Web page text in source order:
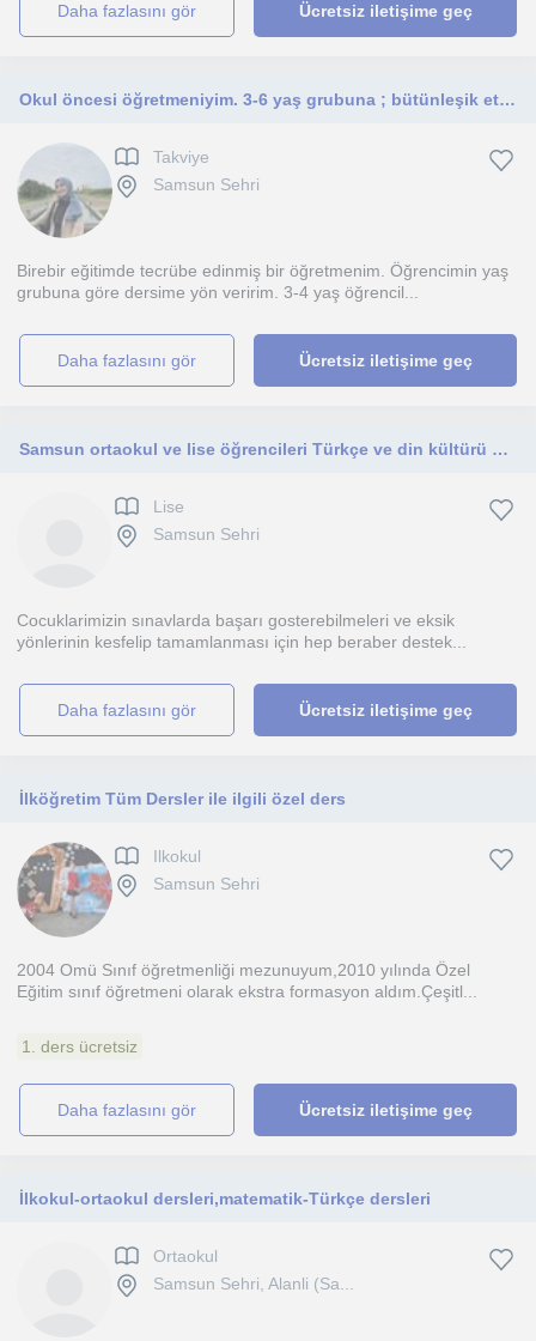
daha fazlasını gör Ücretsiz iletişime geç
Okul öncesi öğretmeniyim. 3-6 yaş grubuna ; bütünleşik etkinlikler, drama, satranç, P4C ,ilkokula hazırlık dersleri veriyorum.
Takviye
Samsun Sehri
Birebir eğitimde tecrübe edinmiş bir öğretmenim. Öğrencimin yaş
grubuna göre dersime yön veririm. 3-4 yaş öğrencil...
daha fazlasını gör Ücretsiz iletişime geç
Samsun ortaokul ve lise öğrencileri Türkçe ve din kültürü ve ahlak bilgisi dersleri veriyorum.Dersler yüz yüze olmaktadır.
Lise
Samsun Sehri
Cocuklarimizin sınavlarda başarı gosterebilmeleri ve eksik
yönlerinin kesfelip tamamlanması için hep beraber destek...
daha fazlasını gör Ücretsiz iletişime geç
İlköğretim Tüm Dersler ile ilgili özel ders
Ilkokul
Samsun Sehri
2004 Omü Sınıf öğretmenliği mezunuyum,2010 yılında Özel
Eğitim sınıf öğretmeni olarak ekstra formasyon aldım.Çeşitl...
1. ders ücretsiz
daha fazlasını gör Ücretsiz iletişime geç
İlkokul-ortaokul dersleri,matematik-Türkçe dersleri
Ortaokul
Samsun Sehri, Alanli (Sa...